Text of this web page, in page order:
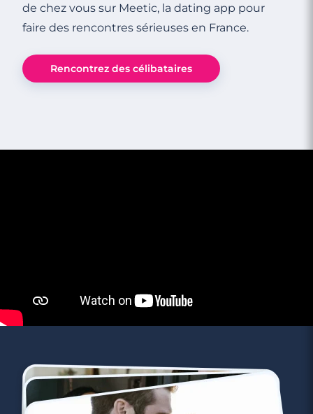
de chez vous sur Meetic, la dating app pour
faire des rencontres sérieuses en France.
Rencontrez des célibataires